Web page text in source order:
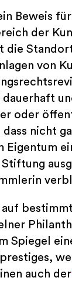
Beweis
der
die
von
oder
nicht
auf
Spiegel
auch der